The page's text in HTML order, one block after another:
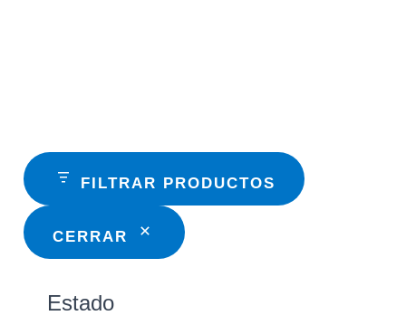
FILTRAR PRODUCTOS
CERRAR
Estado